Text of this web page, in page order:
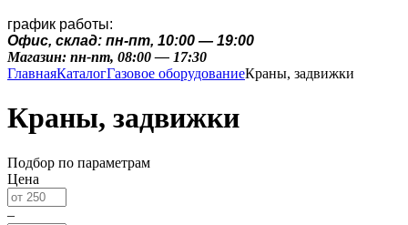
график работы:
Офис, склад: пн-пт, 10:00 — 19:00
Магазин: пн-пт, 08:00 — 17:30
ГлавнаяКаталогГазовое оборудованиеКраны, задвижки
Краны, задвижки
Подбор по параметрам
Цена
–